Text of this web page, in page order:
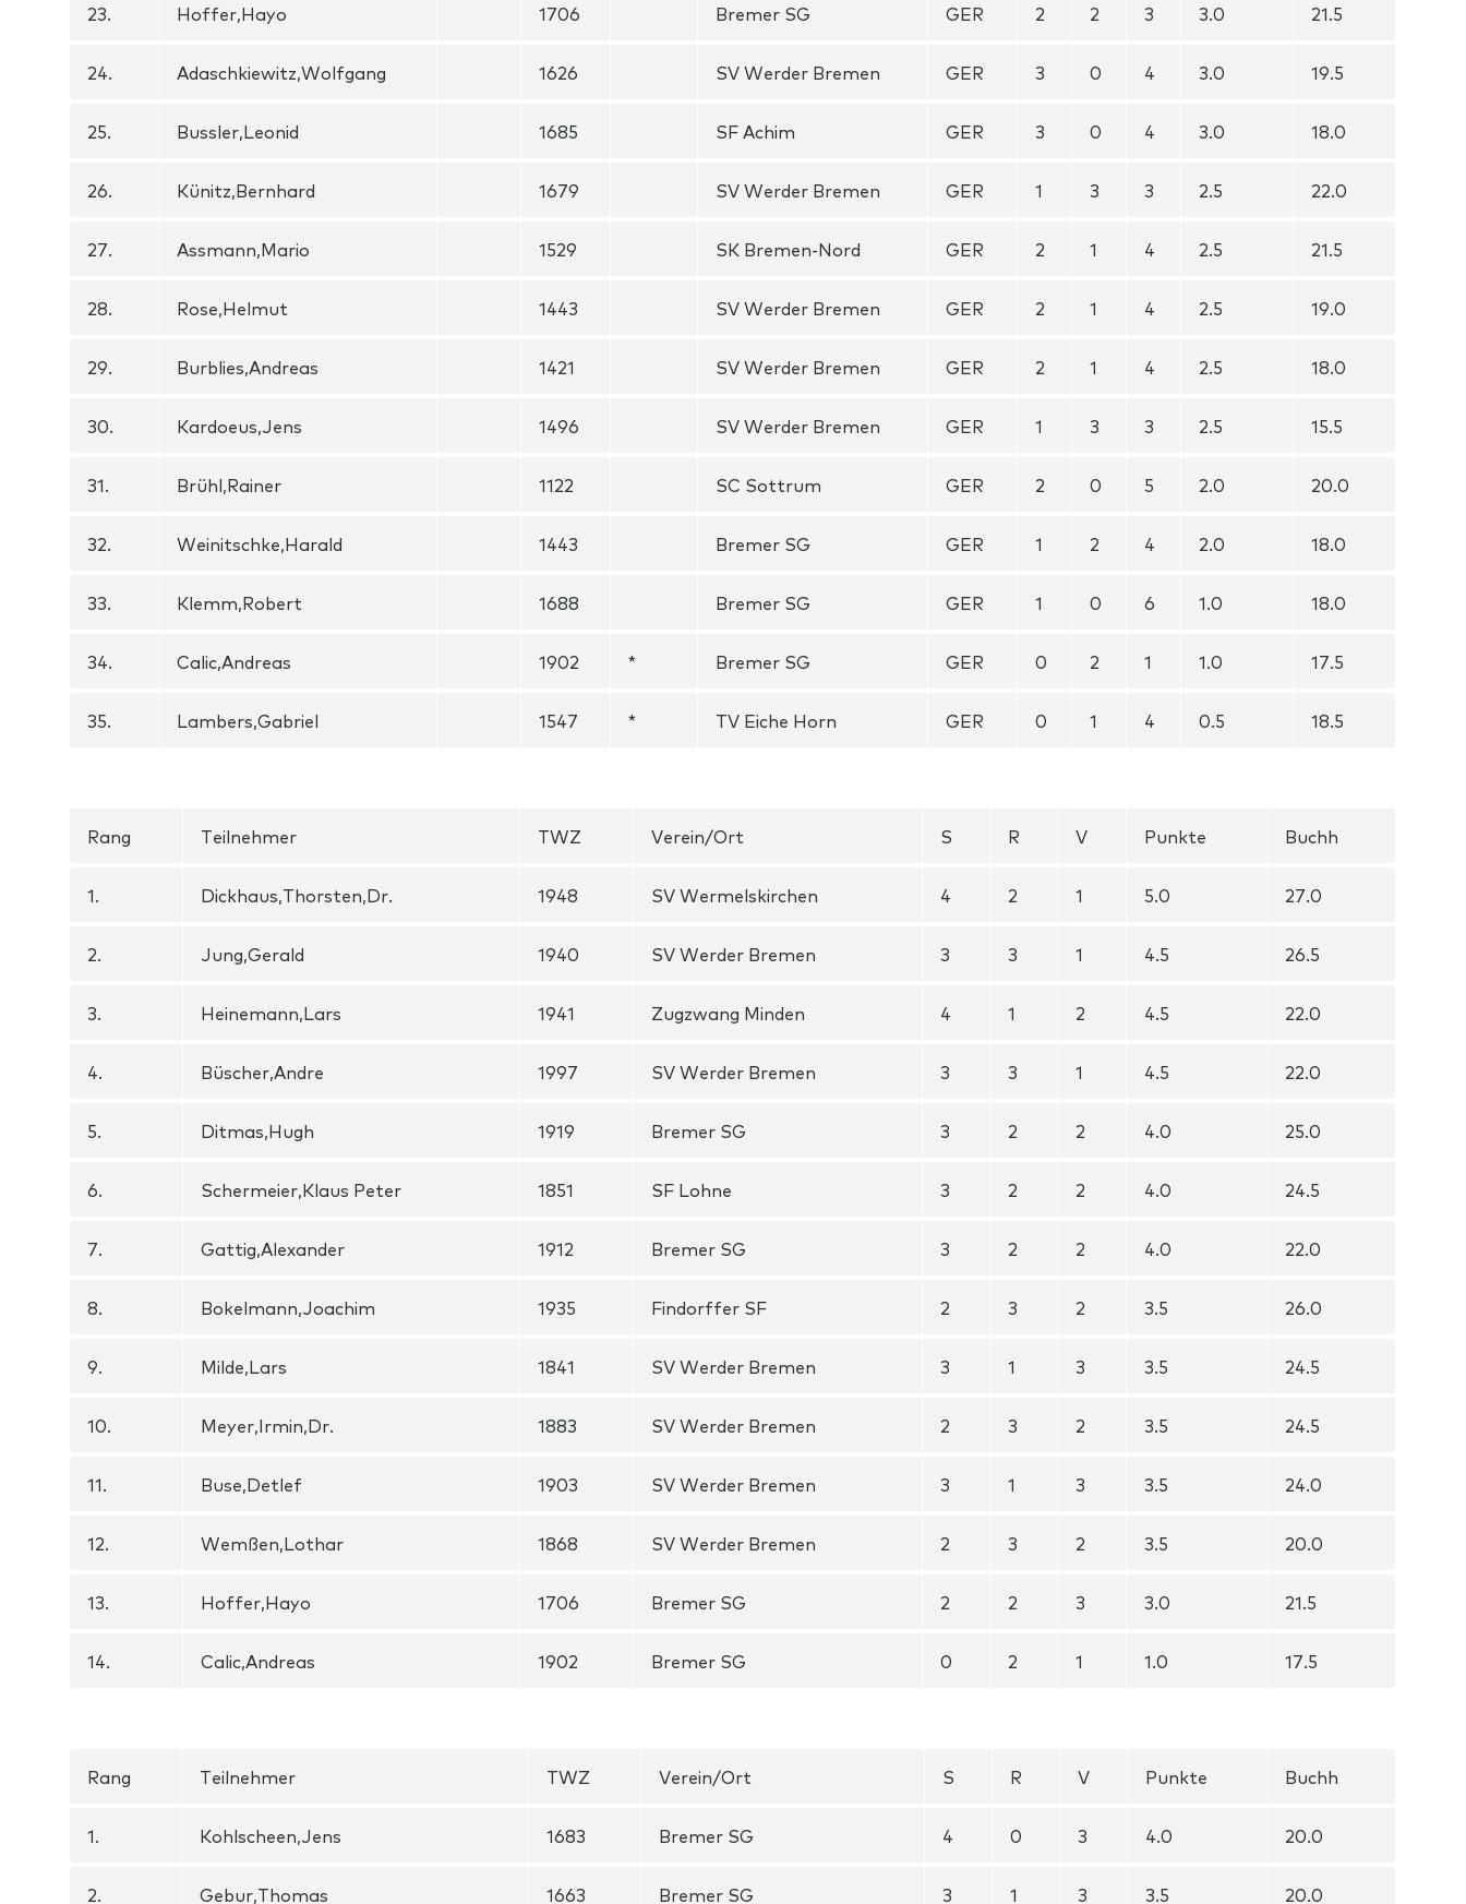
23. Hoffer,Hayo 1706 Bremer SG GER 2 2 3 3.0 21.5
24. Adaschkiewitz,Wolfgang 1626 SV Werder Bremen GER 3 0 4 3.0 19.5
25. Bussler,Leonid 1685 SF Achim GER 3 0 4 3.0 18.0
26. Künitz,Bernhard 1679 SV Werder Bremen GER 1 3 3 2.5 22.0
27. Assmann,Mario 1529 SK Bremen-Nord GER 2 1 4 2.5 21.5
28. Rose,Helmut 1443 SV Werder Bremen GER 2 1 4 2.5 19.0
29. Burblies,Andreas 1421 SV Werder Bremen GER 2 1 4 2.5 18.0
30. Kardoeus,Jens 1496 SV Werder Bremen GER 1 3 3 2.5 15.5
31. Brühl,Rainer 1122 SC Sottrum GER 2 0 5 2.0 20.0
32. Weinitschke,Harald 1443 Bremer SG GER 1 2 4 2.0 18.0
33. Klemm,Robert 1688 Bremer SG GER 1 0 6 1.0 18.0
34. Calic,Andreas 1902 * Bremer SG GER 0 2 1 1.0 17.5
35. Lambers,Gabriel 1547 * TV Eiche Horn GER 0 1 4 0.5 18.5
Rang Teilnehmer TWZ Verein/Ort S R V Punkte Buchh
1. Dickhaus,Thorsten,Dr. 1948 SV Wermelskirchen 4 2 1 5.0 27.0
2. Jung,Gerald 1940 SV Werder Bremen 3 3 1 4.5 26.5
3. Heinemann,Lars 1941 Zugzwang Minden 4 1 2 4.5 22.0
4. Büscher,Andre 1997 SV Werder Bremen 3 3 1 4.5 22.0
5. Ditmas,Hugh 1919 Bremer SG 3 2 2 4.0 25.0
6. Schermeier,Klaus Peter 1851 SF Lohne 3 2 2 4.0 24.5
7. Gattig,Alexander 1912 Bremer SG 3 2 2 4.0 22.0
8. Bokelmann,Joachim 1935 Findorffer SF 2 3 2 3.5 26.0
9. Milde,Lars 1841 SV Werder Bremen 3 1 3 3.5 24.5
10. Meyer,Irmin,Dr. 1883 SV Werder Bremen 2 3 2 3.5 24.5
11. Buse,Detlef 1903 SV Werder Bremen 3 1 3 3.5 24.0
12. Wemßen,Lothar 1868 SV Werder Bremen 2 3 2 3.5 20.0
13. Hoffer,Hayo 1706 Bremer SG 2 2 3 3.0 21.5
14. Calic,Andreas 1902 Bremer SG 0 2 1 1.0 17.5
Rang Teilnehmer TWZ Verein/Ort S R V Punkte Buchh
1. Kohlscheen,Jens 1683 Bremer SG 4 0 3 4.0 20.0
2. Gebur,Thomas 1663 Bremer SG 3 1 3 3.5 20.0